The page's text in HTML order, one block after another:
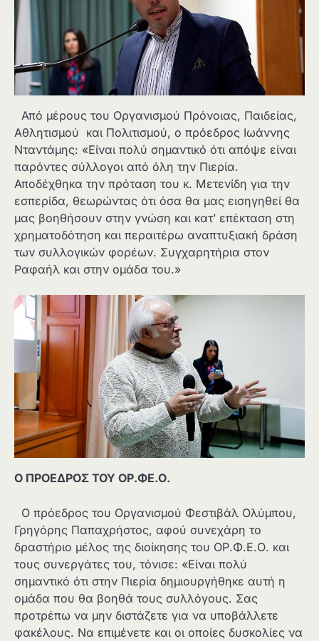
Από μέρους του Οργανισμού Πρόνοιας, Παιδείας,
Αθλητισμού και Πολιτισμού, ο πρόεδρος Ιωάννης
Νταντάμης: «Είναι πολύ σημαντικό ότι απόψε είναι
παρόντες σύλλογοι από όλη την Πιερία.
Αποδέχθηκα την πρόταση του κ. Μετενίδη για την
εσπερίδα, θεωρώντας ότι όσα θα μας εισηγηθεί θα
μας βοηθήσουν στην γνώση και κατ’ επέκταση στη
χρηματοδότηση και περαιτέρω αναπτυξιακή δράση
των συλλογικών φορέων. Συγχαρητήρια στον
Ραφαήλ και στην ομάδα του.»
Ο ΠΡΟΕΔΡΟΣ ΤΟΥ ΟΡ.ΦΕ.Ο.
Ο πρόεδρος του Οργανισμού Φεστιβάλ Ολύμπου,
Γρηγόρης Παπαχρήστος, αφού συνεχάρη το
δραστήριο μέλος της διοίκησης του ΟΡ.Φ.Ε.Ο. και
τους συνεργάτες του, τόνισε: «Είναι πολύ
σημαντικό ότι στην Πιερία δημιουργήθηκε αυτή η
ομάδα που θα βοηθά τους συλλόγους. Σας
προτρέπω να μην διστάζετε για να υποβάλλετε
φακέλους. Να επιμένετε και οι οποίες δυσκολίες να